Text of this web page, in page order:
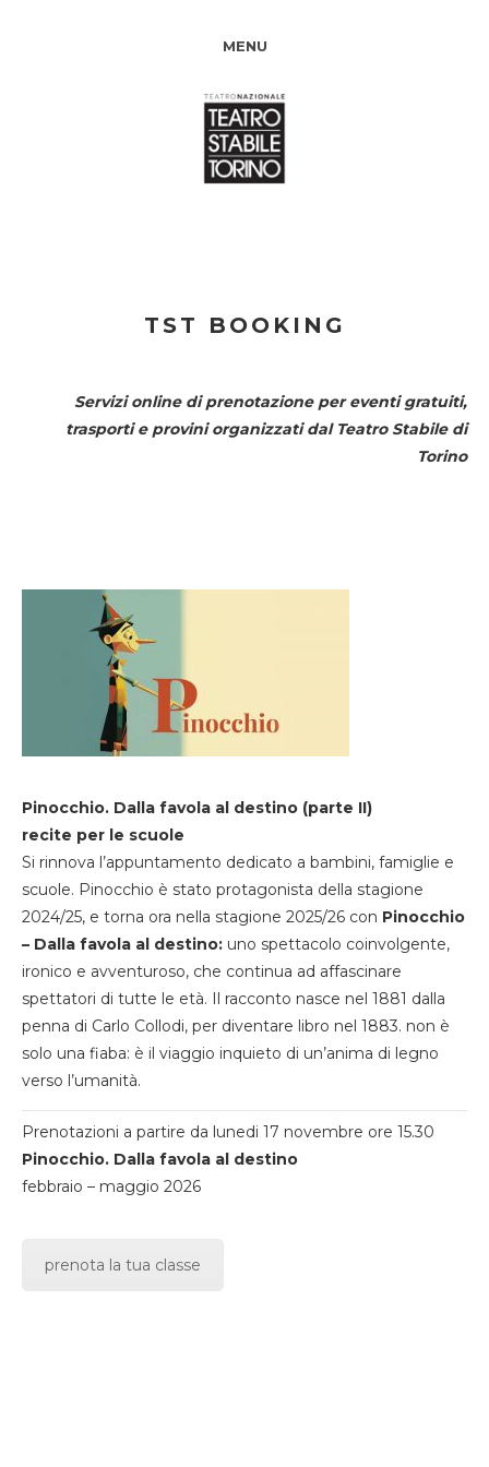
MENU
TST BOOKING
Servizi online di prenotazione per eventi gratuiti,
trasporti e provini organizzati dal Teatro Stabile di
Torino
Pinocchio. Dalla favola al destino (parte II)
recite per le scuole
Si rinnova l’appuntamento dedicato a bambini, famiglie e
scuole. Pinocchio è stato protagonista della stagione
2024/25, e torna ora nella stagione 2025/26 con Pinocchio
– Dalla favola al destino: uno spettacolo coinvolgente,
ironico e avventuroso, che continua ad affascinare
spettatori di tutte le età. Il racconto nasce nel 1881 dalla
penna di Carlo Collodi, per diventare libro nel 1883. non è
solo una fiaba: è il viaggio inquieto di un’anima di legno
verso l’umanità.
Prenotazioni a partire da lunedi 17 novembre ore 15.30
Pinocchio. Dalla favola al destino
febbraio – maggio 2026
prenota la tua classe